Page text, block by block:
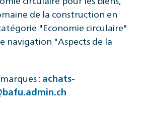
de la construction en
"Economie circulaire"
navigation "Aspects de la
: achats-